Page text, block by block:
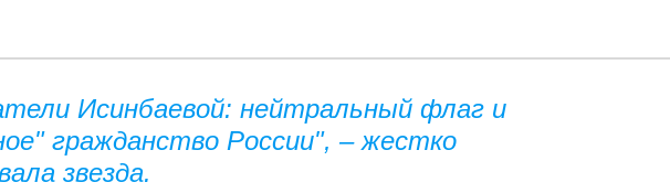
Исинбаевой: нейтральный флаг и
гражданство России", – жестко
звезда.